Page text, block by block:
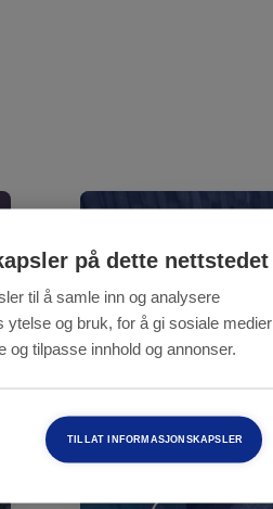
på dette nettstedet
til å samle inn og analysere
ytelse og bruk, for å gi sosiale medier
og tilpasse innhold og annonser.
TILLAT INFORMASJONSKAPSLER